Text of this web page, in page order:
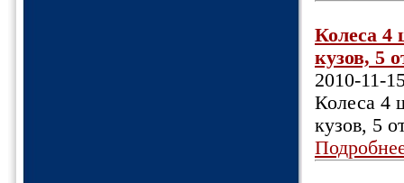
Колеса 4
кузов, 5
2010-11-
Колеса 4
кузов, 5